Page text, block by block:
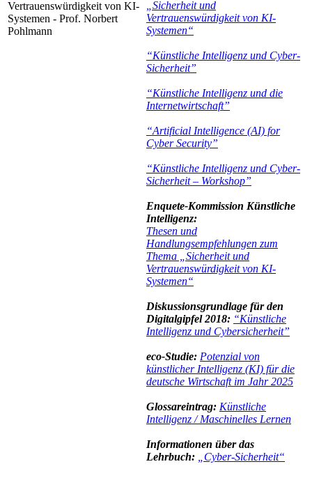
„Sicherheit und
Vertrauenswürdigkeit von KI‐
Systemen“
“Künstliche Intelligenz und Cyber-
Sicherheit”
“Künstliche Intelligenz und die
Internetwirtschaft”
“Artificial Intelligence (AI) for
Cyber Security”
“Künstliche Intelligenz und Cyber-
Sicherheit – Workshop”
Enquete‐Kommission Künstliche
Intelligenz:
Thesen und
Handlungsempfehlungen zum
Thema „Sicherheit und
Vertrauenswürdigkeit von KI‐
Systemen“
Diskussionsgrundlage für den
Digitalgipfel 2018: “Künstliche
Intelligenz und Cybersicherheit”
eco-Studie: Potenzial von
künstlicher Intelligenz (KI) für die
deutsche Wirtschaft im Jahr 2025
Glossareintrag: Künstliche
Intelligenz / Maschinelles Lernen
Informationen über das
Lehrbuch:
„Cyber-Sicherheit“